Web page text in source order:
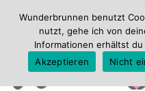
Wunderbrunnen benutzt
nutzt, gehe ich von
Informationen erhältst
Akzeptieren
Nicht